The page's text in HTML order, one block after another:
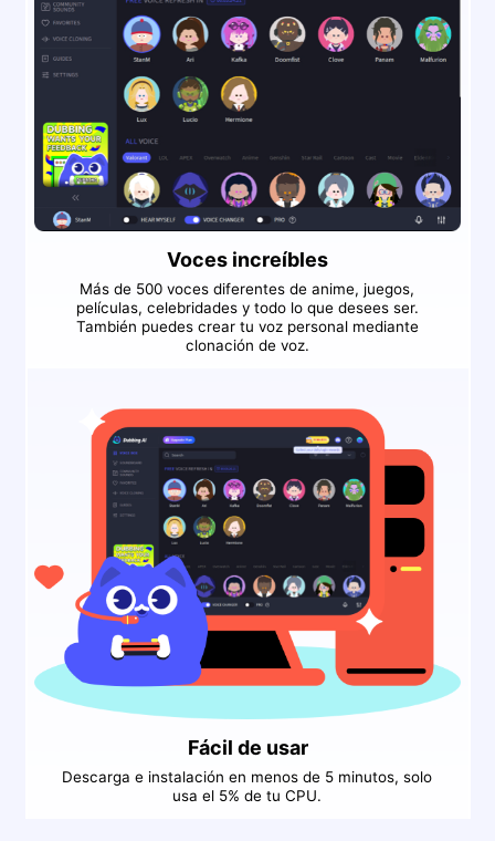
Voces increíbles
Más de 500 voces diferentes de anime, juegos,
películas, celebridades y todo lo que desees ser.
También puedes crear tu voz personal mediante
clonación de voz.
Fácil de usar
Descarga e instalación en menos de 5 minutos, solo
usa el 5% de tu CPU.